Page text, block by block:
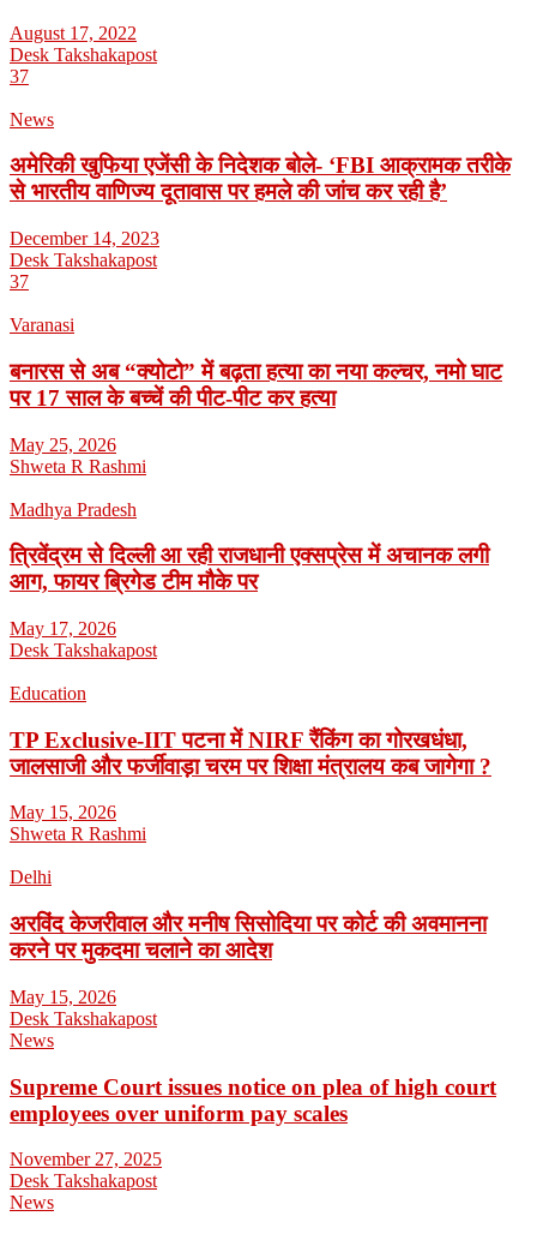
August 17, 2022
Desk Takshakapost
37
News
अमेरिकी खुफिया एजेंसी के निदेशक बोले- ‘FBI आक्रामक तरीके
से भारतीय वाणिज्य दूतावास पर हमले की जांच कर रही है’
December 14, 2023
Desk Takshakapost
37
Varanasi
बनारस से अब “क्योटो” में बढ़ता हत्या का नया कल्चर, नमो घाट
पर 17 साल के बच्चें की पीट-पीट कर हत्या
May 25, 2026
Shweta R Rashmi
Madhya Pradesh
त्रिवेंद्रम से दिल्ली आ रही राजधानी एक्सप्रेस में अचानक लगी
आग, फायर ब्रिगेड टीम मौके पर
May 17, 2026
Desk Takshakapost
Education
TP Exclusive-IIT पटना में NIRF रैंकिंग का गोरखधंधा,
जालसाजी और फर्जीवाड़ा चरम पर शिक्षा मंत्रालय कब जागेगा ?
May 15, 2026
Shweta R Rashmi
Delhi
अरविंद केजरीवाल और मनीष सिसोदिया पर कोर्ट की अवमानना
करने पर मुकदमा चलाने का आदेश
May 15, 2026
Desk Takshakapost
News
Supreme Court issues notice on plea of high court
employees over uniform pay scales
November 27, 2025
Desk Takshakapost
News